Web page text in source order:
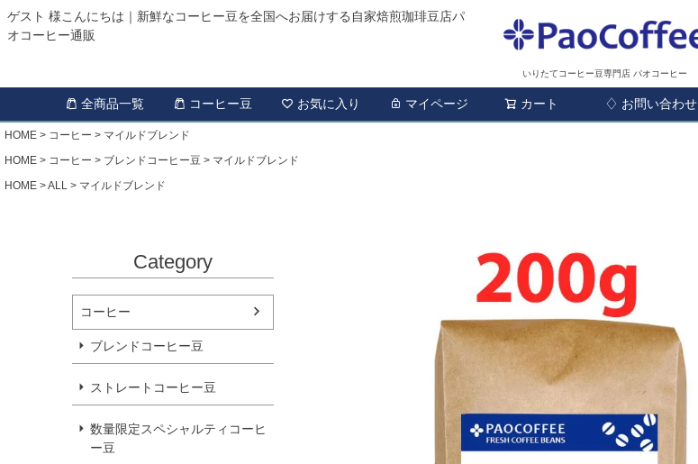
ゲスト 様こんにちは｜新鮮なコーヒー豆を全国へお届けする自家焙煎珈琲豆店パ
オコーヒー通販
いりたてコーヒー豆専門店 パオコーヒー
全商品一覧 コーヒー豆 お気に入り マイページ カート ♢ お問い合わせ
検索
HOME コーヒー
マイルドブレンド
HOME
コーヒー ブレンドコーヒー豆
マイルドブレンド
HOME
ALL マイルドブレンド
Category
コーヒー
ブレンドコーヒー豆
ストレートコーヒー豆
数量限定スペシャルティコーヒ
ー豆